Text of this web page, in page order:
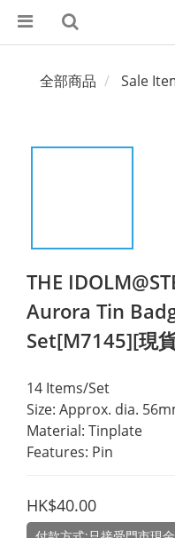
全部商品 Sale
THE
Aurora Tin
Set[M7145][現
14 Items/Set
Size: Approx. dia.
Material: Tinplate
Features: Pin
HK$40.00